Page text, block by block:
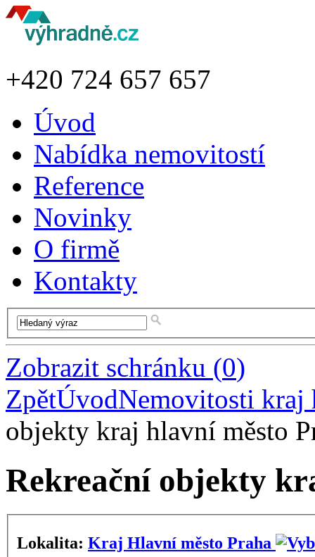
+420 724 657 657
Úvod
Nabídka nemovitostí
Reference
Novinky
O firmě
Kontakty
Zobrazit schránku (0)
ZpětÚvodNemovitosti kraj
objekty kraj hlavní město
Rekreační objekty
Lokalita:
Kraj Hlavní město Praha